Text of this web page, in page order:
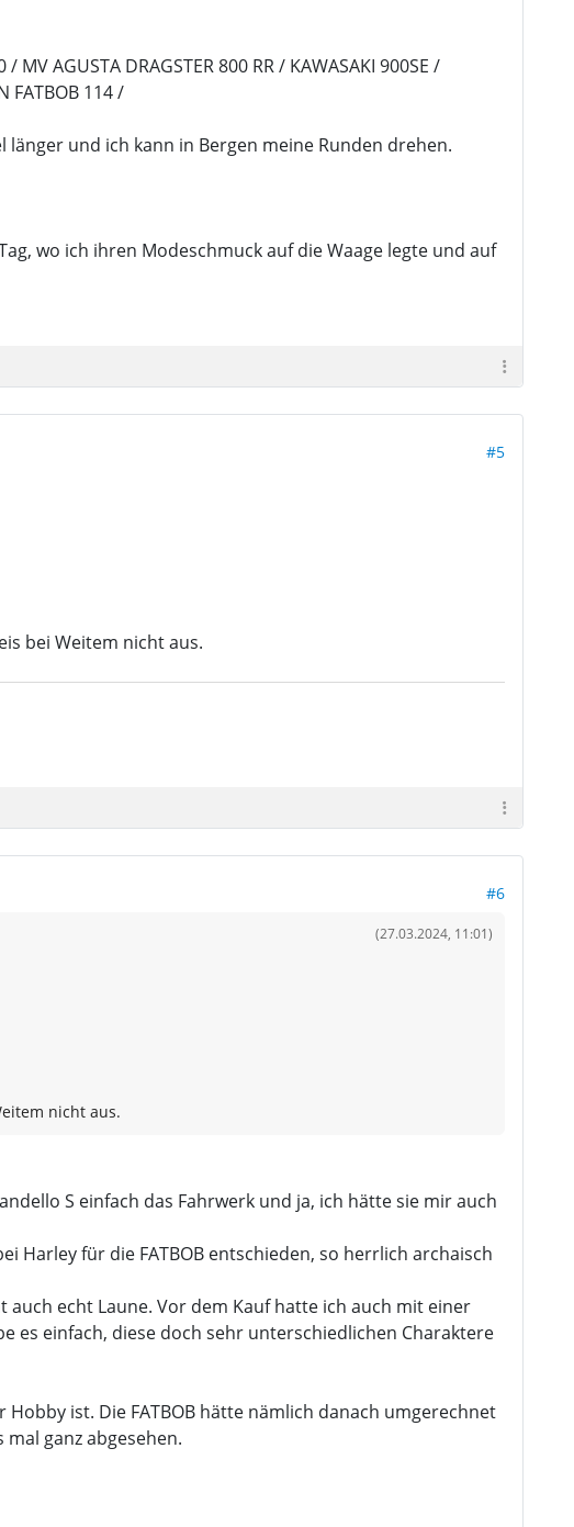
MV AGUSTA DRAGSTER 800 RR / KAWASAKI 900SE /
FATBOB 114 /
und ich kann in Bergen meine Runden drehen.
wo ich ihren Modeschmuck auf die Waage legte und auf
#5
bei Weitem nicht aus.
#6
(27.03.2024, 11:01)
nicht aus.
S einfach das Fahrwerk und ja, ich hätte sie mir auch
Harley für die FATBOB entschieden, so herrlich archaisch
echt Laune. Vor dem Kauf hatte ich auch mit einer
es einfach, diese doch sehr unterschiedlichen Charaktere
ist. Die FATBOB hätte nämlich danach umgerechnet
ganz abgesehen.